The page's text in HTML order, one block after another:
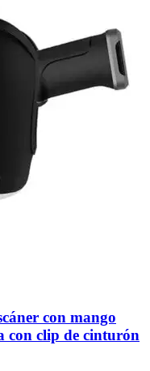
con mango
con clip de cinturón